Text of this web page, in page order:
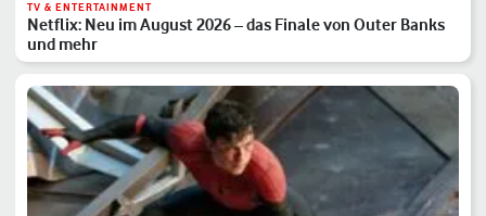
TV & ENTERTAINMENT
Netflix: Neu im August 2026 – das Finale von Outer Banks
und mehr